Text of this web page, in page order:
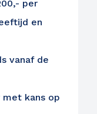
per
en
vanaf de
met kans op